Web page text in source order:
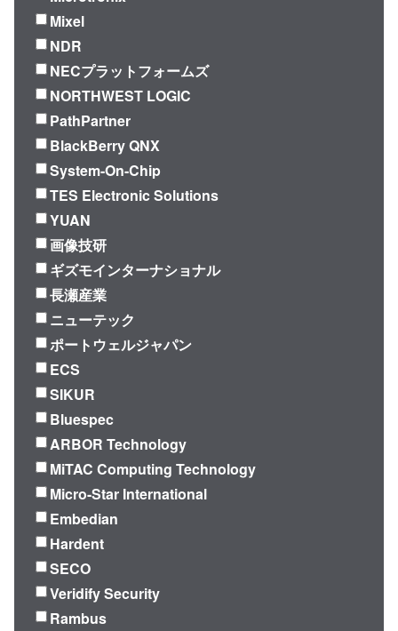
Mixel
NDR
NECプラットフォームズ
NORTHWEST LOGIC
PathPartner
BlackBerry QNX
System-On-Chip
TES Electronic Solutions
YUAN
画像技研
ギズモインターナショナル
長瀬産業
ニューテック
ポートウェルジャパン
ECS
SIKUR
Bluespec
ARBOR Technology
MiTAC Computing Technology
Micro-Star International
Embedian
Hardent
SECO
Veridify Security
Rambus